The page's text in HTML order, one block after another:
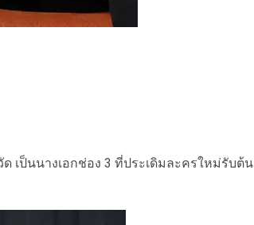
เป็นนางเอกช่อง 3 ที่ประเดิมละครใหม่รับต้น